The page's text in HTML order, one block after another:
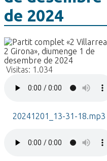
de 2024
Visitas: 1.034
20241201_13-31-18.mp3